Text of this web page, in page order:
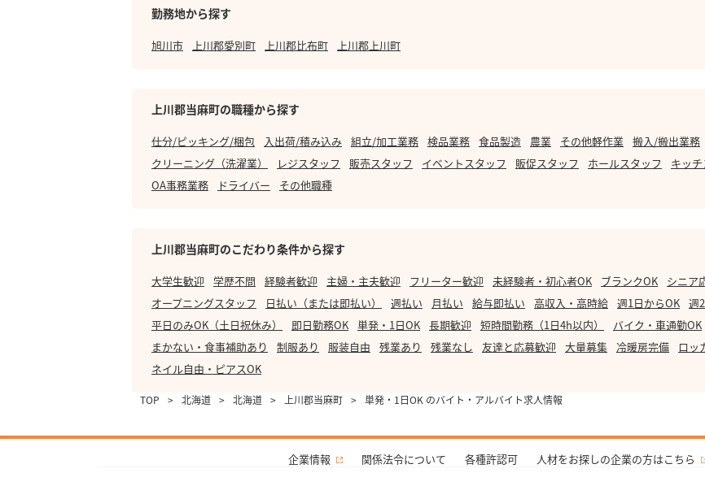
勤務地から探す
旭川市 上川郡愛別町 上川郡比布町 上川郡上川町
上川郡当麻町の職種から探す
仕分/ピッキング/梱包 入出荷/積み込み 組立/加工業務 検品業務 食品製造 農業 その他軽作業 搬入/搬出業務
クリーニング（洗濯業）
レジスタッフ 販売スタッフ イベントスタッフ 販促スタッフ ホールスタッフ キッ
OA事務業務
ドライバー その他職種
上川郡当麻町のこだわり条件から探す
大学生歓迎 学歴不問 経験者歓迎 主婦・主夫歓迎 フリーター歓迎 未経験者・初心者OK ブランクOK シニア
オープニングスタッフ
日払い（または即払い） 週払い 月払い 給与即払い 高収入・高時給 週1日からOK 週
平日のみOK（土日祝休み）
即日勤務OK 単発・1日OK 長期歓迎 短時間勤務（1日4h以内） バイク・車通勤OK
まかない・食事補助あり
制服あり 服装自由 残業あり 残業なし 友達と応募歓迎 大量募集 冷暖房完備 ロッ
ネイル自由・ピアスOK
TOP > 北海道 > 北海道 > 上川郡当麻町 > 単発・1日OK のバイト・アルバイト求人情報
企業情報 関係法令について 各種許認可 人材をお探しの企業の方はこちら